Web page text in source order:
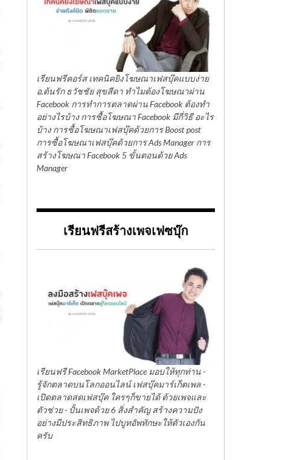
เรียนฟรีคอร์ส เทคนิคยิงโฆษณาเฟสบุ๊คแบบง่าย
อ.ต้นรัก ธวัชชัย สุขสีดา ทำไมต้องโฆษณาผ่าน
Facebook การทำการตลาดผ่าน Facebook ต้องทำ
อย่างไรบ้าง การซื้อโฆษณา Facebook มีกี่วิธี อะไร
บ้าง การซื้อโฆษณาเฟสบุ๊คด้วยการ Boost post
การซื้อโฆษณาเฟสบุ๊คด้วยการ Ads Manager การ
สร้างโฆษณา Facebook 5 ขั้นตอนด้วย Ads
Manager
เรียนฟรีสร้างเพจเฟซบุ๊ก
เรียนฟรี Facebook MarketPlace มอบให้ทุกท่าน -
รู้จักตลาดบนโลกออนไลน์ เฟสบุ๊คมาร์เก็ตเพล -
เปิดตลาดสดเฟสบุ๊ค ใครๆก็ขายได้ ด้วยเพจและ
ตัวช่วย - ปั้นเพจด้วย 6 สิ่งสำคัญ สร้างความปัง
อย่างมีประสิทธิภาพ ไปบูทอัพทักษะให้ตัวเองกัน
ครับ